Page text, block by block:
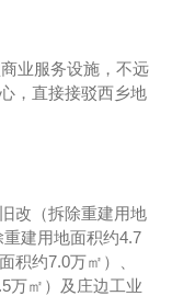
业服务设施，不远
，直接接驳西乡地
改（拆除重建用地
建用地面积约4.7
积约7.0万㎡）、
万㎡）及庄边工业